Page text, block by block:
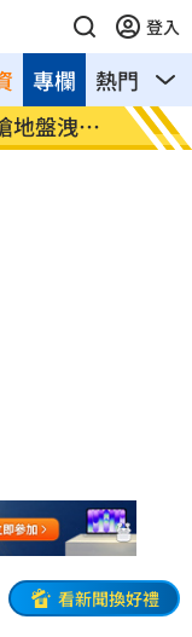
登入
熱門 影
專欄
地盤洩心
麻衣
照
看新聞換好禮